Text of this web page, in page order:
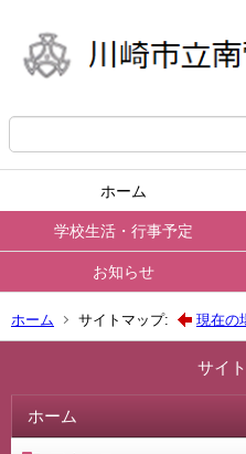
ホーム
学校生活・行事予定
お知らせ
ホーム サイトマップ: 現在の
サイ
ホーム